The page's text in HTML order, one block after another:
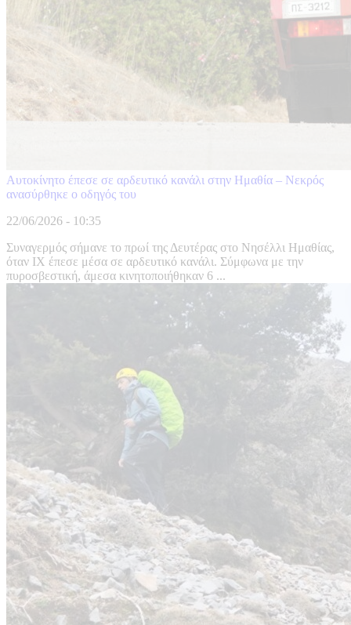
Αυτοκίνητο έπεσε σε αρδευτικό κανάλι στην Ημαθία – Νεκρός
ανασύρθηκε ο οδηγός του
22/06/2026 - 10:35
Συναγερμός σήμανε το πρωί της Δευτέρας στο Νησέλλι Ημαθίας,
όταν ΙΧ έπεσε μέσα σε αρδευτικό κανάλι. Σύμφωνα με την
πυροσβεστική, άμεσα κινητοποιήθηκαν 6 ...